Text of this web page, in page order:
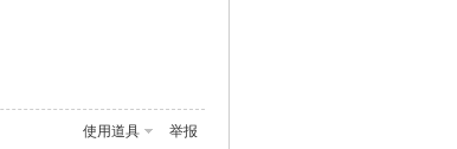
使用道具 举报